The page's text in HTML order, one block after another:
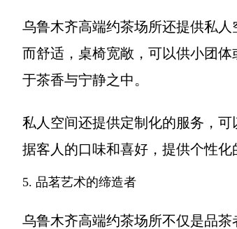
乌鲁木齐高端约茶场所还提供私
而舒适，桌椅宽敞，可以供小团
于茶香与宁静之中。
私人空间还提供定制化的服务，
据客人的口味和喜好，提供个性化
5. 品茗艺术的缔造者
乌鲁木齐高端约茶场所不仅是品